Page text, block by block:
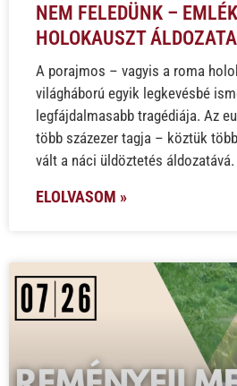
NEM FELEDÜNK –
HOLOKAUSZT
A porajmos – vagyis a roma
világháború egyik legkevésbé
legfájdalmasabb tragédiája. Az
több százezer tagja – köztük
vált a náci üldöztetés áldozatává.
ELOLVASOM »